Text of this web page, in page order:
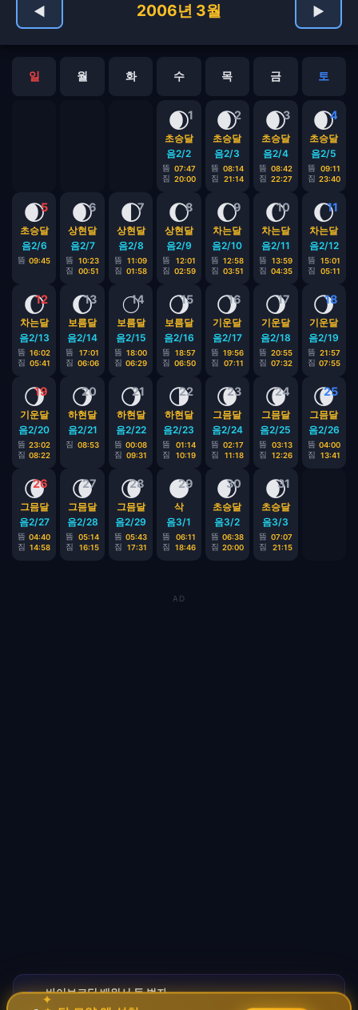
◀ 2006년 3월 ▶
일 월 화 수 목 금 토
1
🌒
초승달
음2/2
뜸 07:47
짐 20:00
2
🌒
초승달
음2/3
뜸 08:14
짐
21:14
3
🌒
초승달
음2/4
뜸 08:42
짐 22:27
4
🌒
초승달
음2/5
뜸
09:11
짐 23:40
5
🌒
초승달
음2/6
뜸 09:45
6
🌒
상현달
음2/7
뜸
10:23
짐
00:51
7
🌓
상현달
음2/8
뜸
11:09
짐 01:58
8
🌔
상현달
음2/9
뜸
12:01
짐 02:59
9
🌔
차는달
음2/10
뜸 12:58
짐 03:51
10
🌔
차는달
음2/11
뜸
13:59
짐 04:35
11
🌔
차는달
음2/12
뜸
15:01
짐
05:11
12
🌔
차는달
음2/13
뜸 16:02
짐 05:41
13
🌔
보름달
음2/14
뜸
17:01
짐 06:06
14
🌕
보름달
음2/15
뜸 18:00
짐 06:29
15
🌖
보름달
음2/16
뜸
18:57
짐 06:50
16
🌖
기운달
음2/17
뜸 19:56
짐
07:11
17
🌖
기운달
음2/18
뜸 20:55
짐 07:32
18
🌖
기운달
음2/19
뜸 21:57
짐 07:55
19
🌖
기운달
음2/20
뜸 23:02
짐 08:22
20
🌖
하현달
음2/21
짐 08:53
21
🌖
하현달
음2/22
뜸 00:08
짐 09:31
22
🌗
하현달
음2/23
뜸
01:14
짐
10:19
23
🌘
그믐달
음2/24
뜸 02:17
짐
11:18
24
🌘
그믐달
음2/25
뜸
03:13
짐
12:26
25
🌘
그믐달
음2/26
뜸 04:00
짐
13:41
26
🌘
그믐달
음2/27
뜸 04:40
짐 14:58
27
🌘
그믐달
음2/28
뜸
05:14
짐
16:15
28
🌘
그믐달
음2/29
뜸 05:43
짐
17:31
29
🌑
삭
음3/1
뜸
06:11
짐
18:46
30
🌒
초승달
음3/2
뜸 06:38
짐 20:00
31
🌒
초승달
음3/3
뜸 07:07
짐
21:15
AD
🚀바이브코딩 배워서 돈 벌자
코딩 몰라도 AI로 자동화 수익 시스템 구축 · 무료
✦
✧